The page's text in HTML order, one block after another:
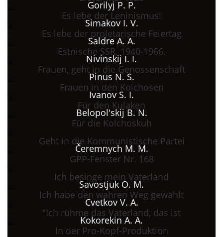
Gorilyj P. P.
Es lebe der Leninismus!
Simakov I. V.
Es lebe der proletarische Feiertag
Saldre A. A.
Estnische SSR. 1940-1966.
Nivinskij I. I.
Frauen, geht in die Genossenschaft
Pinus N. S.
Frauen in den Kolchosen
Ivanov S. I.
Für den Kulaken
Belopol'skij B. N.
Für die Kolchoskuh
Geht in die Kommunistische Partei
Čeremnych M. M.
GPP-Fenster Nr. 168
Ich besinge mein Vaterland
Savostjuk O. M.
Ich habe den wahren Weg gewählt
Cvetkov V. A.
"Ich rühme das Vaterland, das ist
Kokorekin A. A.
In der Pro-Kopf-Produktion